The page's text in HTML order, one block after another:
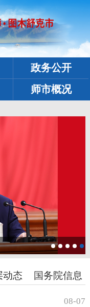
政务公开
师市概况
动态 国务院信息
08-07